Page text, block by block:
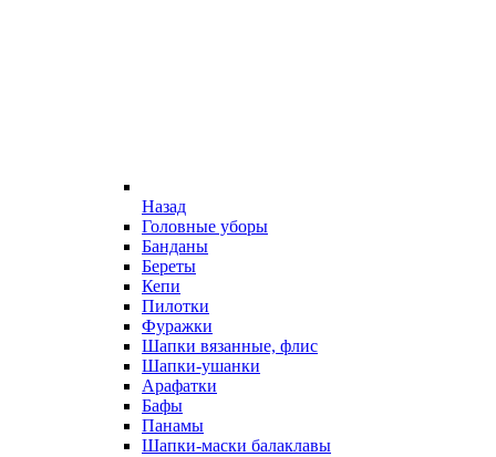
Назад
Головные уборы
Банданы
Береты
Кепи
Пилотки
Фуражки
Шапки вязанные, флис
Шапки-ушанки
Арафатки
Бафы
Панамы
Шапки-маски балаклавы